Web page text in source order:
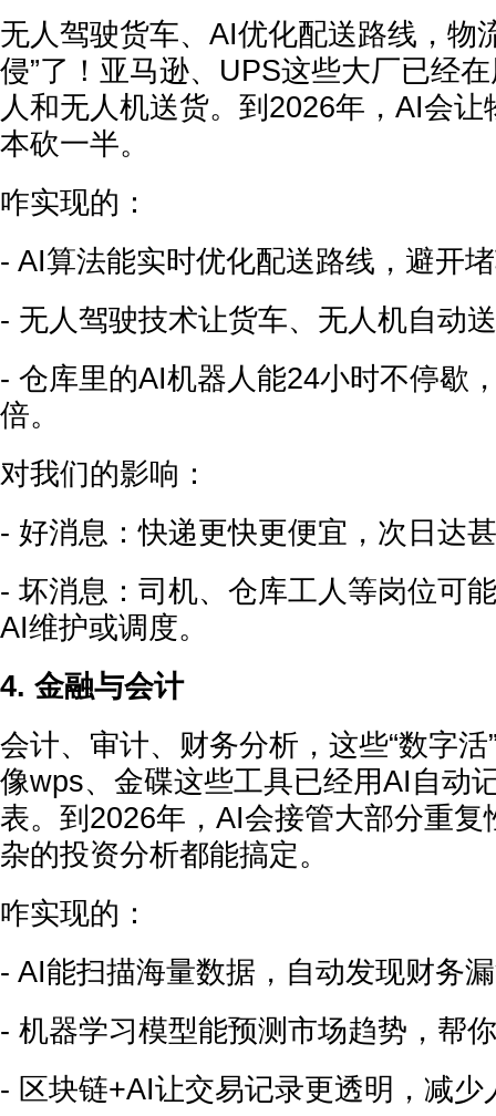
无人驾驶货车、AI优化配送路线，物
侵”了！亚马逊、UPS这些大厂已经
人和无人机送货。到2026年，AI会
本砍一半。
咋实现的：
- AI算法能实时优化配送路线，避开
- 无人驾驶技术让货车、无人机自动
- 仓库里的AI机器人能24小时不停歇
倍。
对我们的影响：
- 好消息：快递更快更便宜，次日达
- 坏消息：司机、仓库工人等岗位可
AI维护或调度。
4. 金融与会计
会计、审计、财务分析，这些“数字
像wps、金碟这些工具已经用AI自动
表。到2026年，AI会接管大部分重复
杂的投资分析都能搞定。
咋实现的：
- AI能扫描海量数据，自动发现财务
- 机器学习模型能预测市场趋势，帮
- 区块链+AI让交易记录更透明，减少